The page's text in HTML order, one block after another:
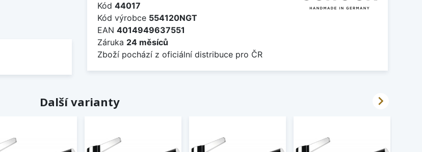
Kód 44017
Kód výrobce 554120NGT
EAN 4014949637551
Záruka 24 měsíců
Zboží pochází z oficiální distribuce pro ČR
Další varianty 